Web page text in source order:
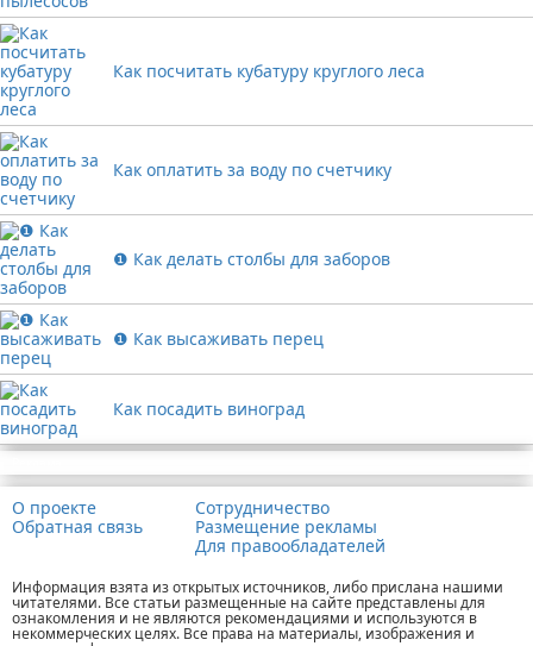
Как посчитать кубатуру круглого леса
Как оплатить за воду по счетчику
❶ Как делать столбы для заборов
❶ Как высаживать перец
Как посадить виноград
О проекте
Обратная связь
Сотрудничество
Размещение рекламы
Для правообладателей
Информация взята из открытых источников, либо прислана нашими
читателями. Все статьи размещенные на сайте представлены для
ознакомления и не являются рекомендациями и используются в
некоммерческих целях. Все права на материалы, изображения и